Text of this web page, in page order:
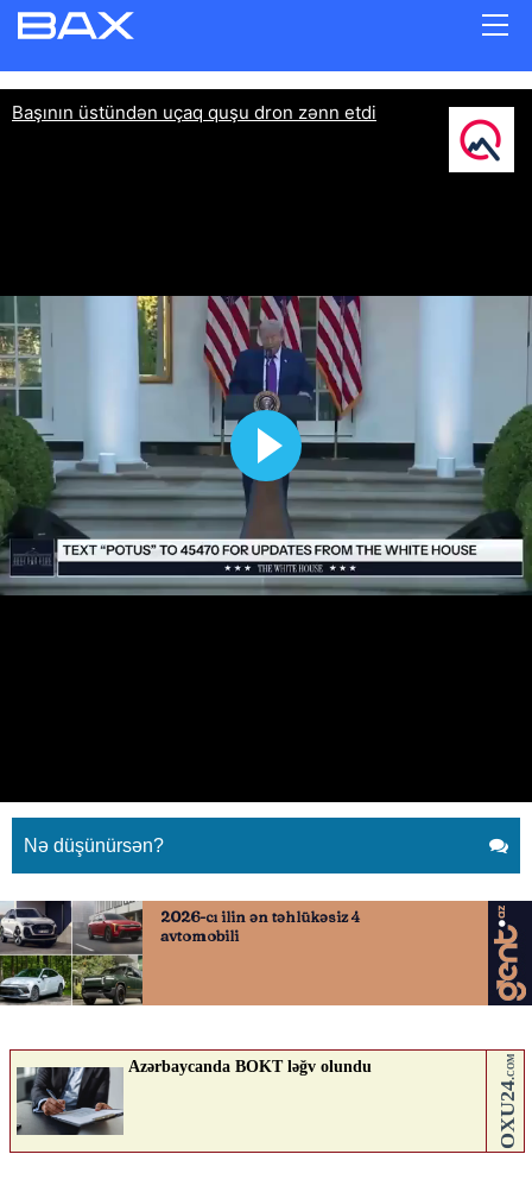
Başının üstündən uçaq quşu dron
Nə düşünürsən?